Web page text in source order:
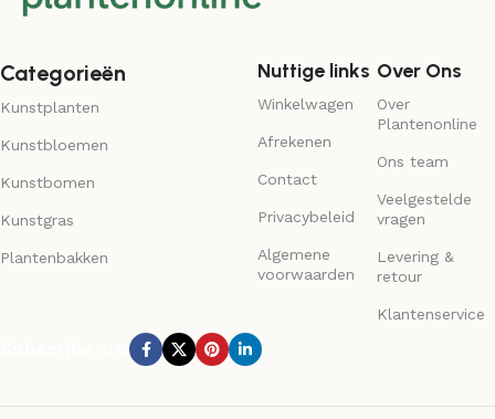
Categorieën
Kunstplanten
Kunstbloemen
Kunstbomen
Kunstgras
Plantenbakken
Nuttige links
Winkelwagen
Afrekenen
Contact
Privacybeleid
Algemene
voorwaarden
Over Ons
Over
Plantenonline
Ons team
Veelgestelde
vragen
Levering &
retour
Klantenservice